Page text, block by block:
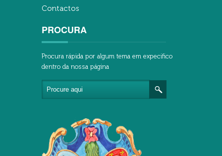
Contactos
PROCURA
Procura rápida por algum tema em expecifico
dentro da nossa página